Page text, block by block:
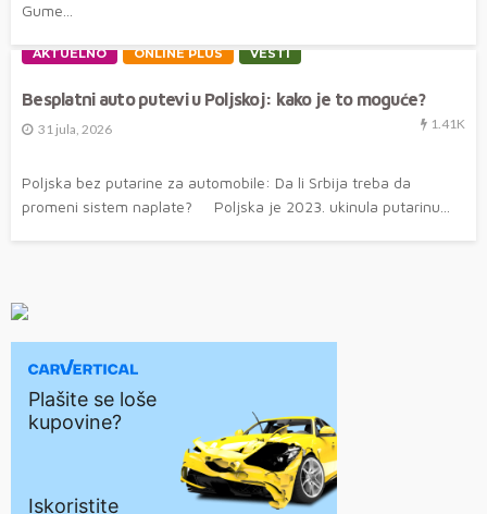
Gume...
AKTUELNO ONLINE PLUS VESTI
Besplatni auto putevi u Poljskoj: kako je to moguće?
31 jula, 2026 1.41K
Poljska bez putarine za automobile: Da li Srbija treba da
promeni sistem naplate? Poljska je 2023. ukinula putarinu...